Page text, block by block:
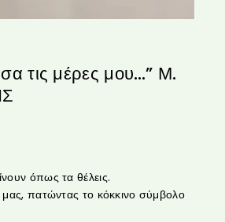
τις μέρες μου…” Μ.
όπως τα θέλεις.
μας, πατώντας το κόκκινο σύμβολο